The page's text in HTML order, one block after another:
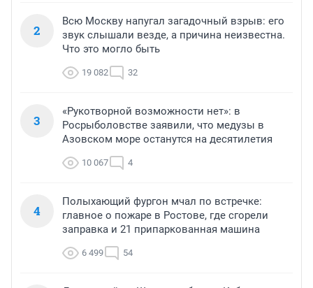
2
Всю Москву напугал загадочный взрыв: его
звук слышали везде, а причина неизвестна.
Что это могло быть
19 082 32
3
«Рукотворной возможности нет»: в
Росрыболовстве заявили, что медузы в
Азовском море останутся на десятилетия
10 067 4
4
Полыхающий фургон мчал по встречке:
главное о пожаре в Ростове, где сгорели
заправка и 21 припаркованная машина
6 499 54